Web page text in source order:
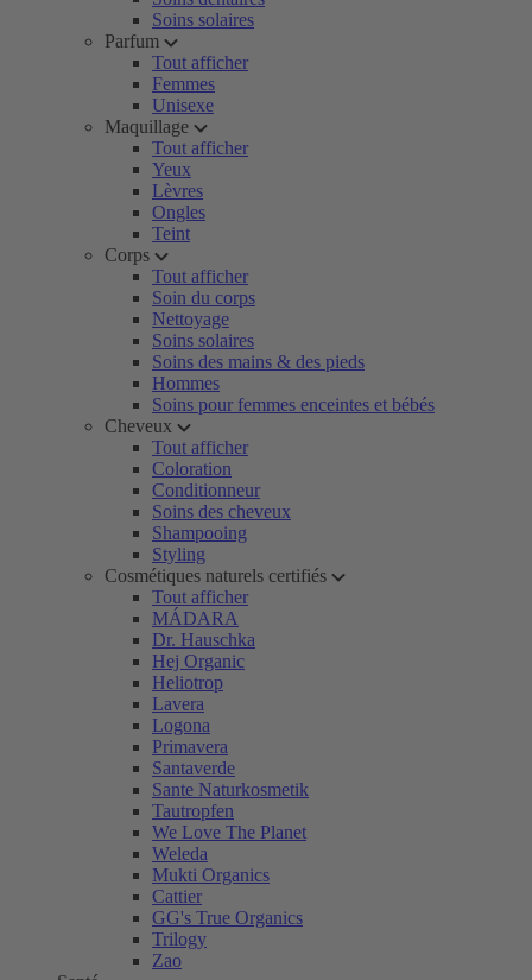
Soins solaires
Parfum
Tout afficher
Femmes
Unisexe
Maquillage
Tout afficher
Yeux
Lèvres
Ongles
Teint
Corps
Tout afficher
Soin du corps
Nettoyage
Soins solaires
Soins des mains & des pieds
Hommes
Soins pour femmes enceintes et bébés
Cheveux
Tout afficher
Coloration
Conditionneur
Soins des cheveux
Shampooing
Styling
Cosmétiques naturels certifiés
Tout afficher
MÁDARA
Dr. Hauschka
Hej Organic
Heliotrop
Lavera
Logona
Primavera
Santaverde
Sante Naturkosmetik
Tautropfen
We Love The Planet
Weleda
Mukti Organics
Cattier
GG's True Organics
Trilogy
Zao